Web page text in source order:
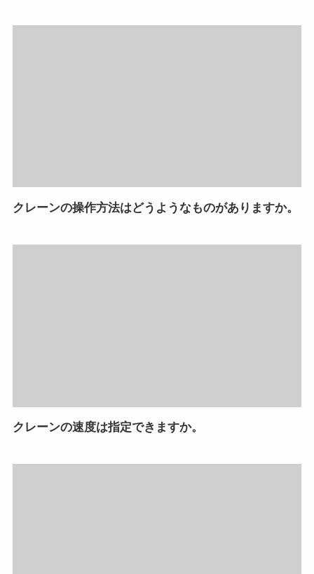
クレーンの操作方法はどうようなものがありますか。
クレーンの速度は指定できますか。